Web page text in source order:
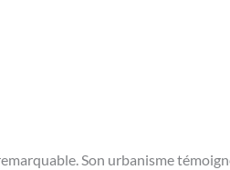
Son urbanisme